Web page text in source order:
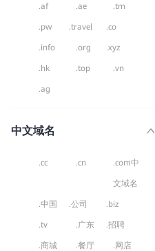
.af .ae .tm
.pw .travel .co
.info .org .xyz
.hk .top .vn
.ag
中文域名
.cc .cn .com中
文域名
.中国 .公司 .biz
.tv .广东 .招聘
.商城 .餐厅 .网店